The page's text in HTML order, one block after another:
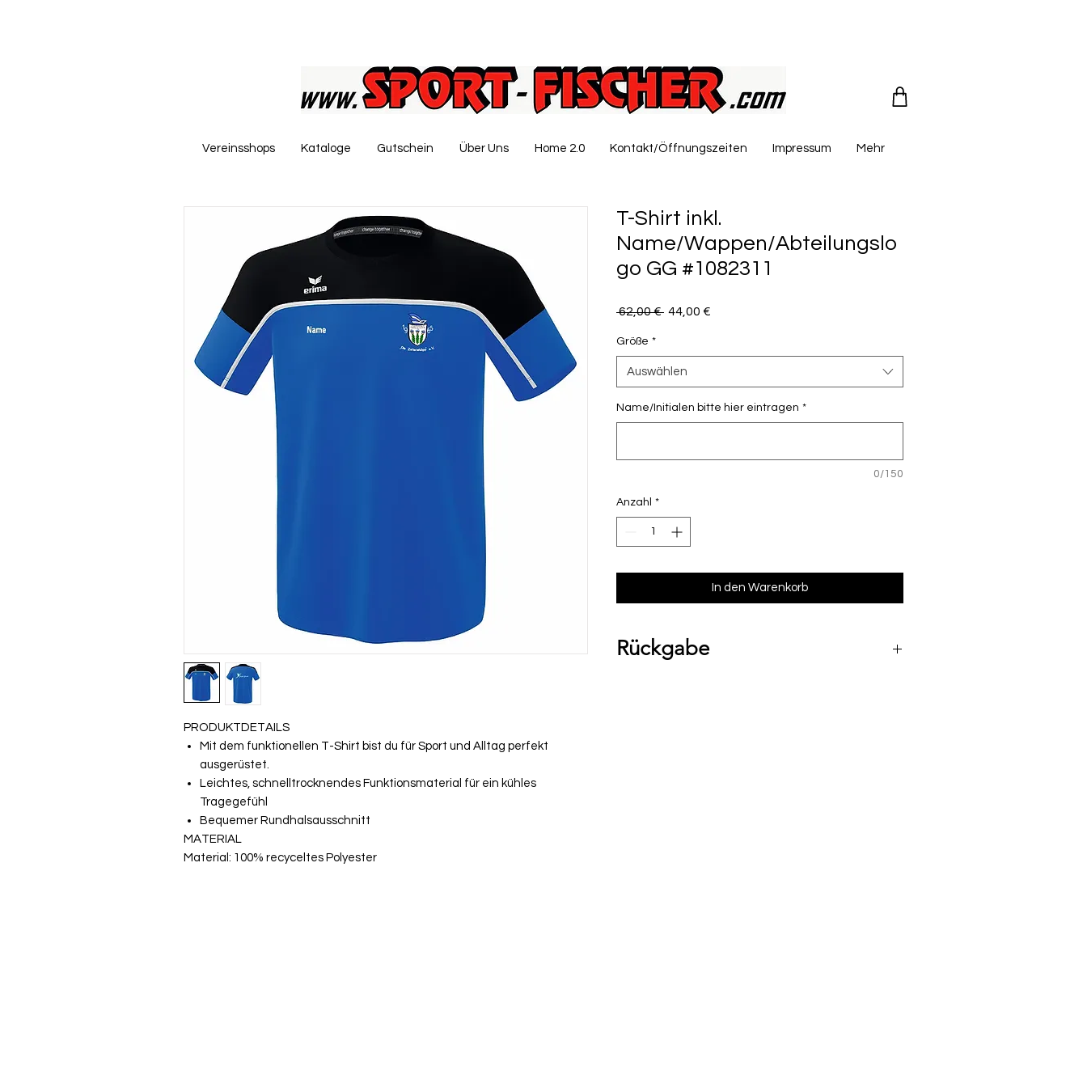
Vereinsshops Kataloge Gutschein Über Uns Home 2.0 Kontakt/Öffnungszeiten Impressum Mehr
PRODUKTDETAILS
Mit dem funktionellen T-Shirt bist du für Sport und Alltag perfekt
ausgerüstet.
Leichtes, schnelltrocknendes Funktionsmaterial für ein kühles
Tragegefühl
Bequemer Rundhalsausschnitt
MATERIAL
Material: 100% recyceltes Polyester
T-Shirt inkl.
Name/Wappen/Abteilungslo
go GG #1082311
62,00 € Standardpreis
44,00 €
Größe *
Auswählen
Name/Initialen bitte hier eintragen *
0/150
Anzahl *
In den Warenkorb
Rückgabe